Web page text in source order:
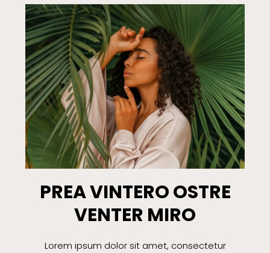
PREA VINTERO OSTRE
VENTER MIRO
Lorem ipsum dolor sit amet, consectetur